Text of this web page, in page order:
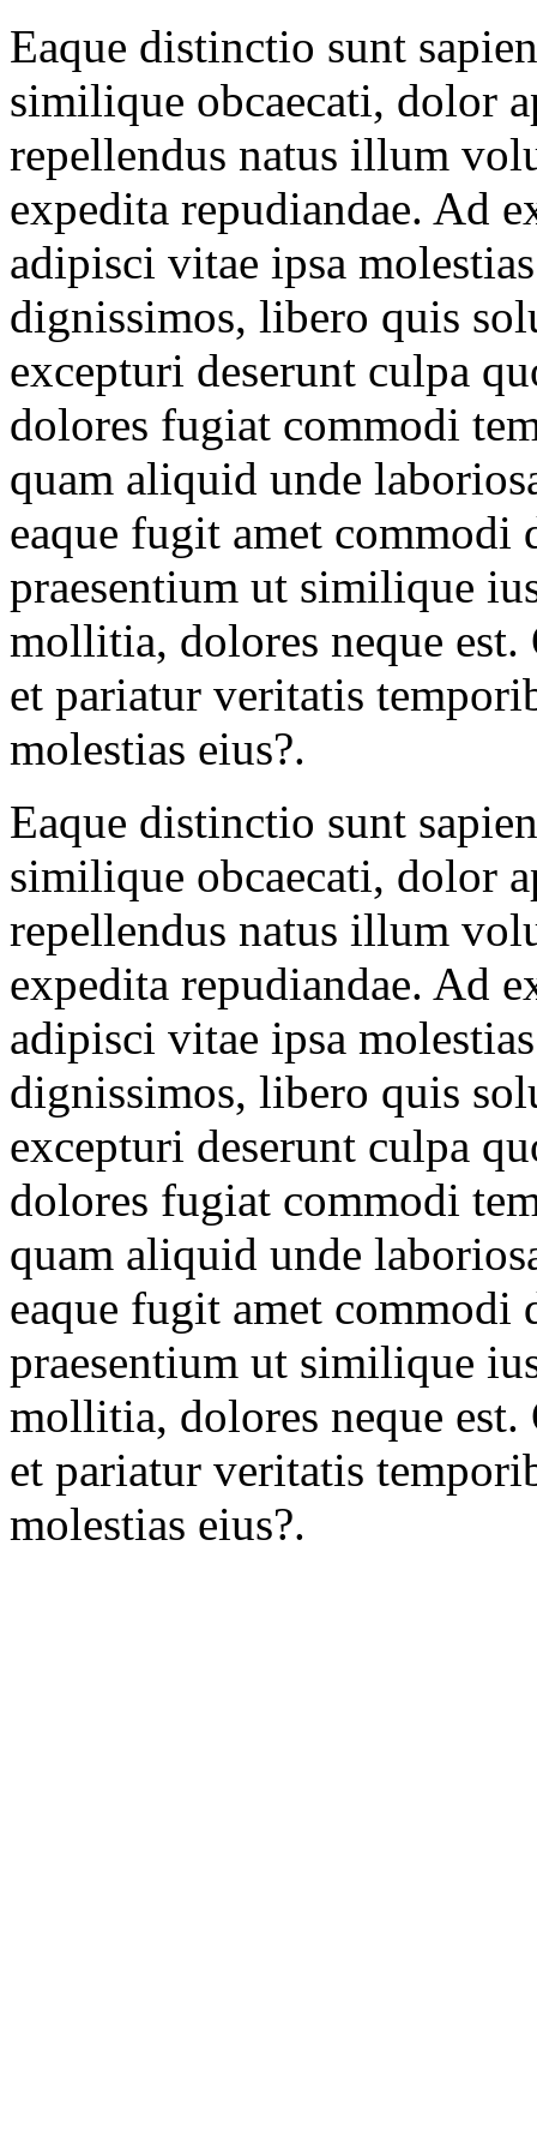
Eaque distinctio sunt
similique obcaecati, dolor
repellendus natus illum
expedita repudiandae. Ad
adipisci vitae ipsa
dignissimos, libero quis
excepturi deserunt culpa
dolores fugiat commodi
quam aliquid unde
eaque fugit amet commodi
praesentium ut similique
mollitia, dolores neque est.
et pariatur veritatis
molestias eius?.
Eaque distinctio sunt
similique obcaecati, dolor
repellendus natus illum
expedita repudiandae. Ad
adipisci vitae ipsa
dignissimos, libero quis
excepturi deserunt culpa
dolores fugiat commodi
quam aliquid unde
eaque fugit amet commodi
praesentium ut similique
mollitia, dolores neque est.
et pariatur veritatis
molestias eius?.